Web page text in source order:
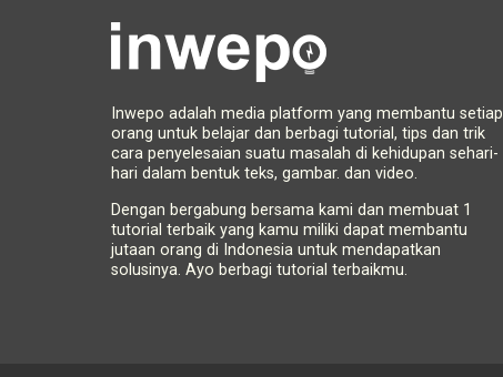
Inwepo adalah media platform yang membantu setiap
orang untuk belajar dan berbagi tutorial, tips dan trik
cara penyelesaian suatu masalah di kehidupan sehari-
hari dalam bentuk teks, gambar. dan video.
Dengan bergabung bersama kami dan membuat 1
tutorial terbaik yang kamu miliki dapat membantu
jutaan orang di Indonesia untuk mendapatkan
solusinya. Ayo berbagi tutorial terbaikmu.